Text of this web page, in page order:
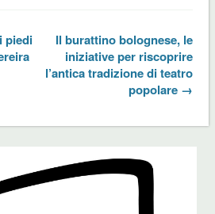
piedi
Il burattino bolognese, le
iniziative per riscoprire
l’antica tradizione di teatro
popolare →